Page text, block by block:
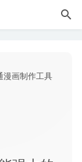
分配不同的输入